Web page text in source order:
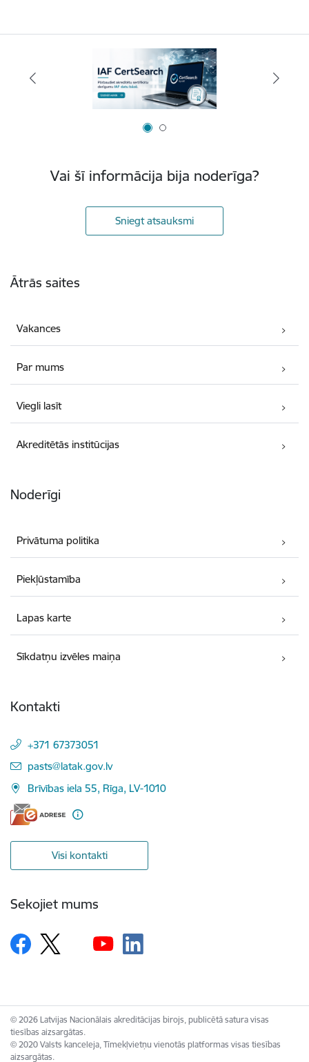
Vai šī informācija bija noderīga?
Sniegt atsauksmi
Ātrās saites
Vakances
Par mums
Viegli lasīt
Akreditētās institūcijas
Noderīgi
Privātuma politika
Piekļūstamība
Lapas karte
Sīkdatņu izvēles maiņa
Kontakti
+371 67373051
E-pasts:
pasts@latak.gov.lv
Brīvības iela 55, Rīga, LV-1010
Visi kontakti
Sekojiet mums
© 2026 Latvijas Nacionālais akreditācijas birojs, publicētā satura visas
tiesības aizsargātas.
© 2020 Valsts kanceleja, Tīmekļvietņu vienotās platformas visas tiesības
aizsargātas.